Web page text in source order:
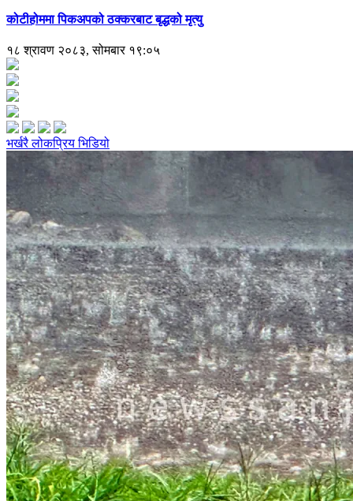
कोटीहोममा पिकअपको ठक्करबाट बृद्धको मृत्यु
१८ श्रावण २०८३, सोमबार १९:०५
भर्खरैलोकप्रियभिडियो